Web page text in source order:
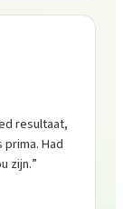
resultaat,
Had
zijn.”